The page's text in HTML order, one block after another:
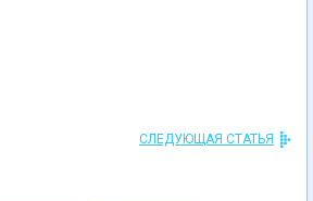
СЛЕДУЮЩАЯ СТАТЬЯ